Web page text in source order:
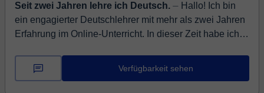
Seit zwei Jahren lehre ich Deutsch. ⏤ Hallo! Ich bin
ein engagierter Deutschlehrer mit mehr als zwei Jahren
Erfahrung im Online-Unterricht. In dieser Zeit habe ich
Verfügbarkeit sehen